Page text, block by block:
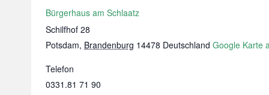
Bürgerhaus am Schlaatz
Schilfhof 28
Potsdam, Brandenburg 14478 Deutschland Google Karte
Telefon
0331.81 71 90